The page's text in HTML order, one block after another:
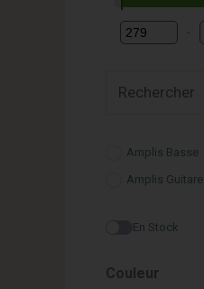
-
Amplis Basse
Amplis Guitare
En Stock
Couleur